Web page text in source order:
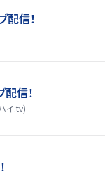
信！
信！
イ.tv)